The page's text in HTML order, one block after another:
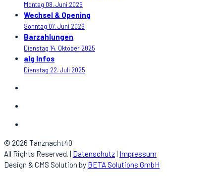
Montag 08. Juni 2026
Wechsel & Opening
Sonntag 07. Juni 2026
Barzahlungen
Dienstag 14. Oktober 2025
alg Infos
Dienstag 22. Juli 2025
© 2026 Tanznacht40
All Rights Reserved. | Datenschutz Impressum
Design & CMS Solution by BETA Solutions GmbH